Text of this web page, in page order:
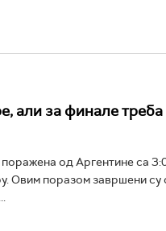
али за финале
од Аргентине са
Овим поразом завршени су